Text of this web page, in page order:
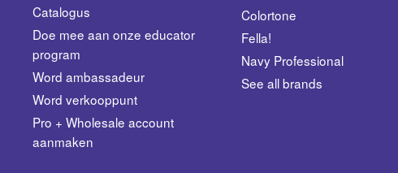
Catalogus
​Doe mee aan onze educator
program
Word ambassadeur
​Word verkooppunt
Pro + Wholesale account
aanmaken
Colortone
Fella!
Navy Professional
See all brands